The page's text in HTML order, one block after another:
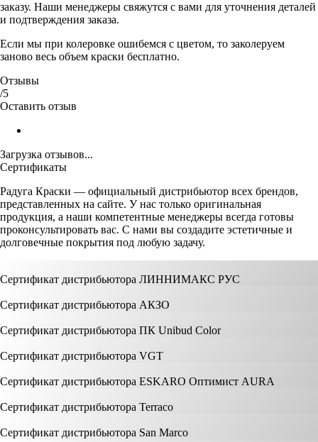
заказу. Наши менеджеры свяжутся с вами для уточнения деталей
и подтверждения заказа.
Если мы при колеровке ошибемся с цветом, то заколеруем
заново весь объем краски бесплатно.
Отзывы
/5
Оставить отзыв
Загрузка отзывов...
Сертификаты
Радуга Краски — официальный дистрибьютор всех брендов,
представленных на сайте. У нас только оригинальная
продукция, а наши компетентные менеджеры всегда готовы
проконсультировать вас. С нами вы создадите эстетичные и
долговечные покрытия под любую задачу.
Сертификат дистрибьютора ЛИННИМАКС РУС
Сертификат дистрибьютора АКЗО
Сертификат дистрибьютора ПК Unibud Color
Сертификат дистрибьютора VGT
Сертификат дистрибьютора ESKARO Оптимист AURA
Сертификат дистрибьютора Terraco
Сертификат дистрибьютора San Marco